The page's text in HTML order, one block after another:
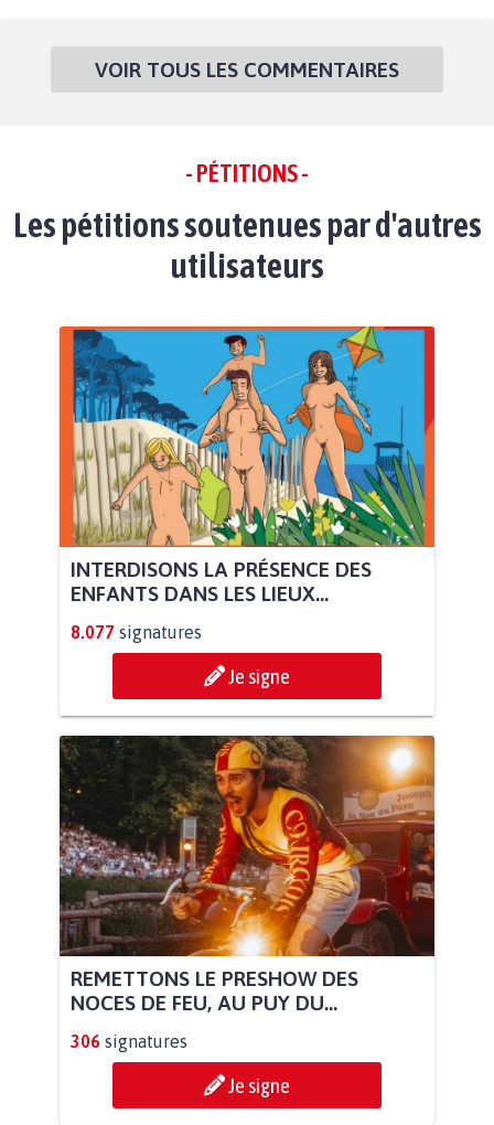
VOIR TOUS LES COMMENTAIRES
- PÉTITIONS -
Les pétitions soutenues par d'autres
utilisateurs
INTERDISONS LA PRÉSENCE DES
ENFANTS DANS LES LIEUX...
8.077 signatures
Je signe
REMETTONS LE PRESHOW DES
NOCES DE FEU, AU PUY DU...
306 signatures
Je signe